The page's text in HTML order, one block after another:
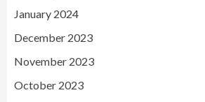
January 2024
December 2023
November 2023
October 2023